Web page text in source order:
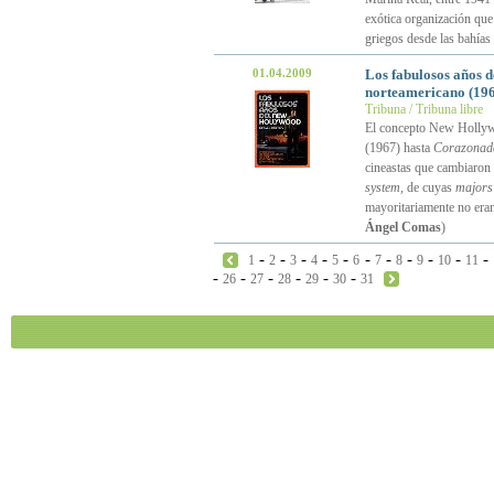
exótica organización
griegos desde las
01.04.2009
Los fabulosos años
norteamericano
Tribuna / Tribuna libre
El concepto New
(1967) hasta
cineastas que
system, de cuyas majors
mayoritariamente no
Ángel Comas)
1 -2 -3 -4 -5 -6 - 7- 8- 9- 10- 11 -
- 26 - 27 - 28 - 29 - 30 - 31